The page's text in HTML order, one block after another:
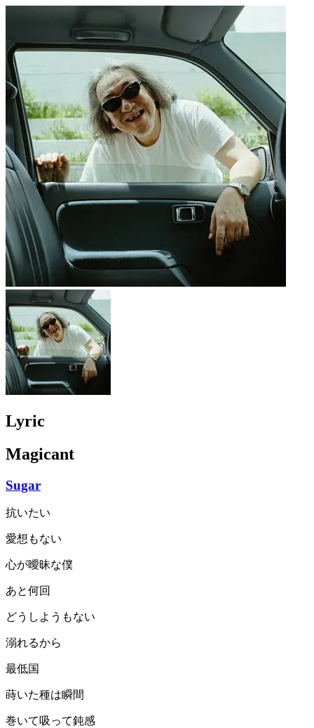
Lyric
Magicant
Sugar
抗いたい
愛想もない
心が曖昧な僕
あと何回
どうしようもない
溺れるから
最低国
蒔いた種は瞬間
巻いて吸って鈍感